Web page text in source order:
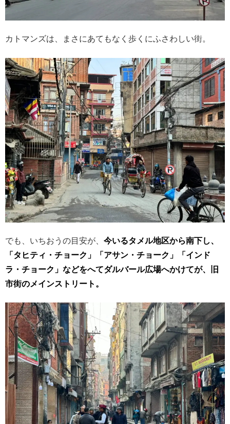
カトマンズは、まさにあてもなく歩くにふさわしい街。
でも、いちおうの目安が、 今いるタメル地区から南下し、
「タヒティ・チョーク」「アサン・チョーク」「インド
ラ・チョーク」などをへてダルバール広場へかけてが、旧
市街のメインストリート。